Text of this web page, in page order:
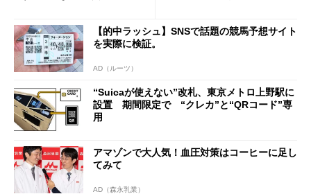
開催
【的中ラッシュ】SNSで話題の競馬予想サイト
を実際に検証。
AD（ルーツ）
“Suicaが使えない”改札、東京メトロ上野駅に
設置 期間限定で “クレカ”と“QRコード”専
用
アマゾンで大人気！血圧対策はコーヒーに足し
てみて
AD（森永乳業）